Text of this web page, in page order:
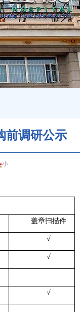
前调研公示
小
盖章扫描件
√
√
√